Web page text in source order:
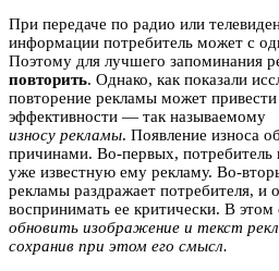
При передаче по радио или
информации потребитель может с
Поэтому для лучшего запоминания
повторить. Однако, как показали
повторение рекламы может
эффективности — так называемому
износу рекламы. Появление износа
причинами. Во-первых, потребитель
уже известную ему рекламу. Во-
рекламы раздражает потребителя, и
воспринимать ее критически. В этом
обновить изображение и текст
сохранив при этом его смысл.